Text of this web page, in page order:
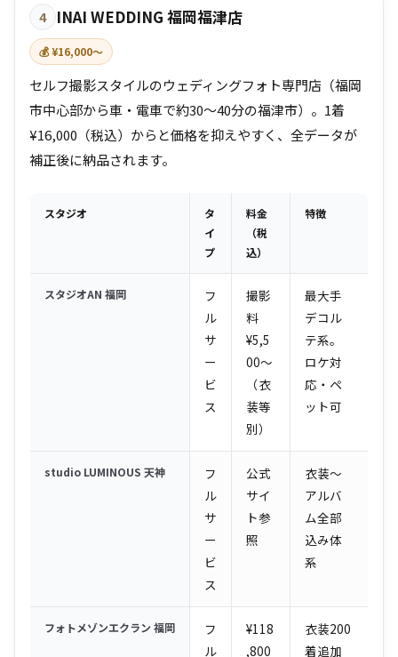
4 INAI WEDDING 福岡福津店
💰 ¥16,000〜
セルフ撮影スタイルのウェディングフォト専門店（福岡
市中心部から車・電車で約30〜40分の福津市）。1着
¥16,000（税込）からと価格を抑えやすく、全データが
補正後に納品されます。
スタジオ
タ
イ
プ
料金
（税
込）
特徴
スタジオAN 福岡
フ
ル
サ
ー
ビ
ス
撮影
料
¥5,5
00〜
（衣
装等
別）
最大手
デコル
テ系。
ロケ対
応・ペ
ット可
studio LUMINOUS 天神
フ
ル
サ
ー
ビ
ス
公式
サイ
ト参
照
衣装〜
アルバ
ム全部
込み体
系
フォトメゾンエクラン 福岡
フ
ル
¥118
,800
衣装200
着追加